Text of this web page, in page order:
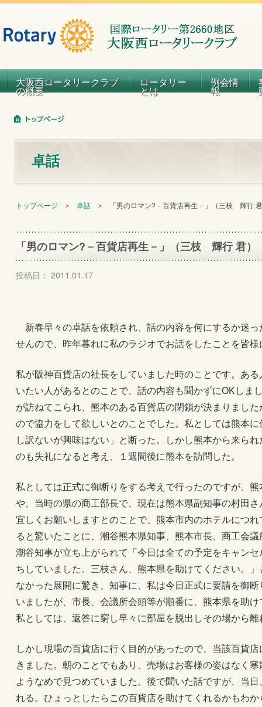
大阪西ロータリークラブ
の概要
ロータリー
とは
例会情
報
卓話
トップページ ＞ 卓話 ＞ 「男のロマン?－百貨店再生－」（三枝 輝行
「男のロマン?－百貨店再生－」（三枝 輝行 君）
投稿日： 2011.01.17
新春早々の卓話を依頼され、話の内容を何にするか迷
せんので、昨年暮れに私のラジオでお話をしたことを皆
私が阪神百貨店の社長をしていました時のことです。あ
いたい人があるとのことで、話の内容も聞かずにOKしま
が訪ねてこられ、熊本のある百貨店の閉鎖が決まりまし
ので協力をして欲しいとのことでした。私としては熊本
し訳ないが興味はない」と断った。しかし熊本から来ら
のも失礼になると考え、１週間後に熊本を訪問した。
私としては正式に御断りをする考えで行ったのですが、
や、当時の県の商工部長で、現在は熊本県副知事の村田
宜しくお願いしますとのことで、熊本市内のホテルにつ
ると驚いたことに、潮谷熊本県知事、熊本市長、商工会
潮谷知事が立ち上がられて「今日は全ての予定をキャン
ちしていました。三枝さん、熊本県を助けてください。
なかった展開に驚き、知事に、私は今日正式に要請を御
いましたが、市長、会議所会頭等が順番に、熊本県を助
私としては、返答に窮し早々に部屋を脱出しその場から離
しかし現場の百貨店に行く目的があったので、当該百貨
きました。朝のことでもあり、売場はお客様の姿はなく
ようなめで見つめていました。後で聞いた話ですが、当
れる。ひょっとしたらこの百貨店を助けてくれるかもわ